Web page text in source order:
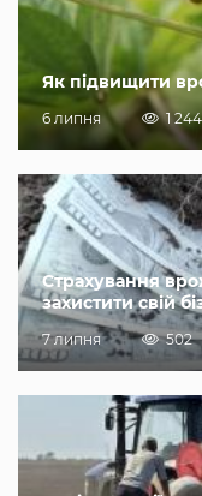
Як підвищити
6 липня 1 244
Страхування
захистити свій
7 липня 502